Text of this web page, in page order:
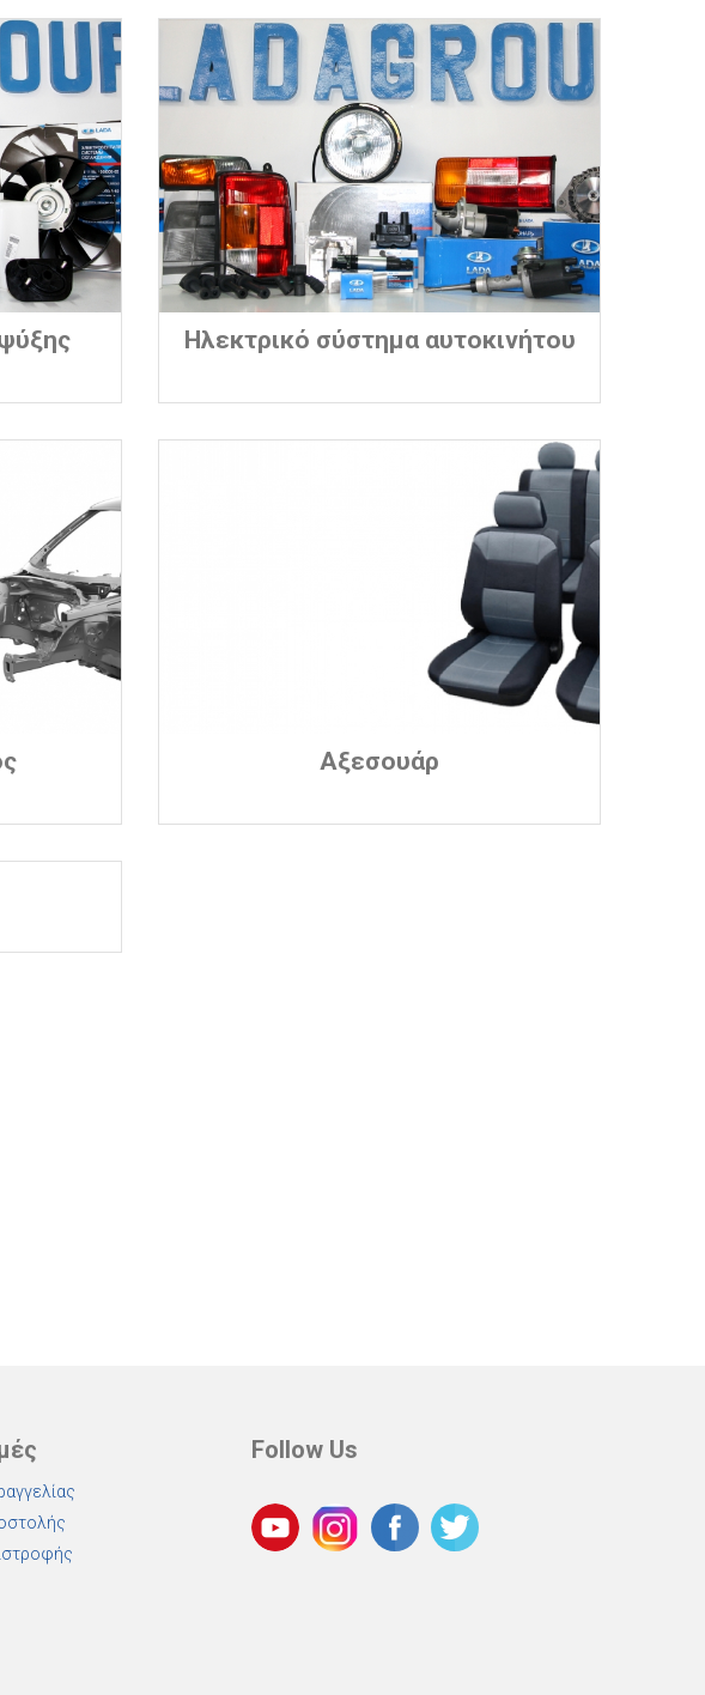
Ηλεκτρικό σύστημα αυτοκινήτου
Αξεσουάρ
Follow Us